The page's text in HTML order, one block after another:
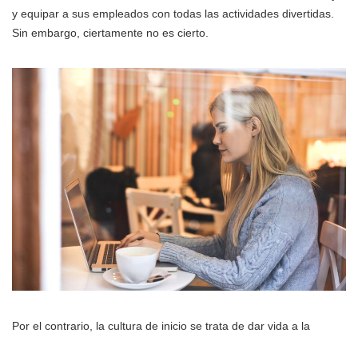
y equipar a sus empleados con todas las actividades divertidas.
Sin embargo, ciertamente no es cierto.
Por el contrario, la cultura de inicio se trata de dar vida a la